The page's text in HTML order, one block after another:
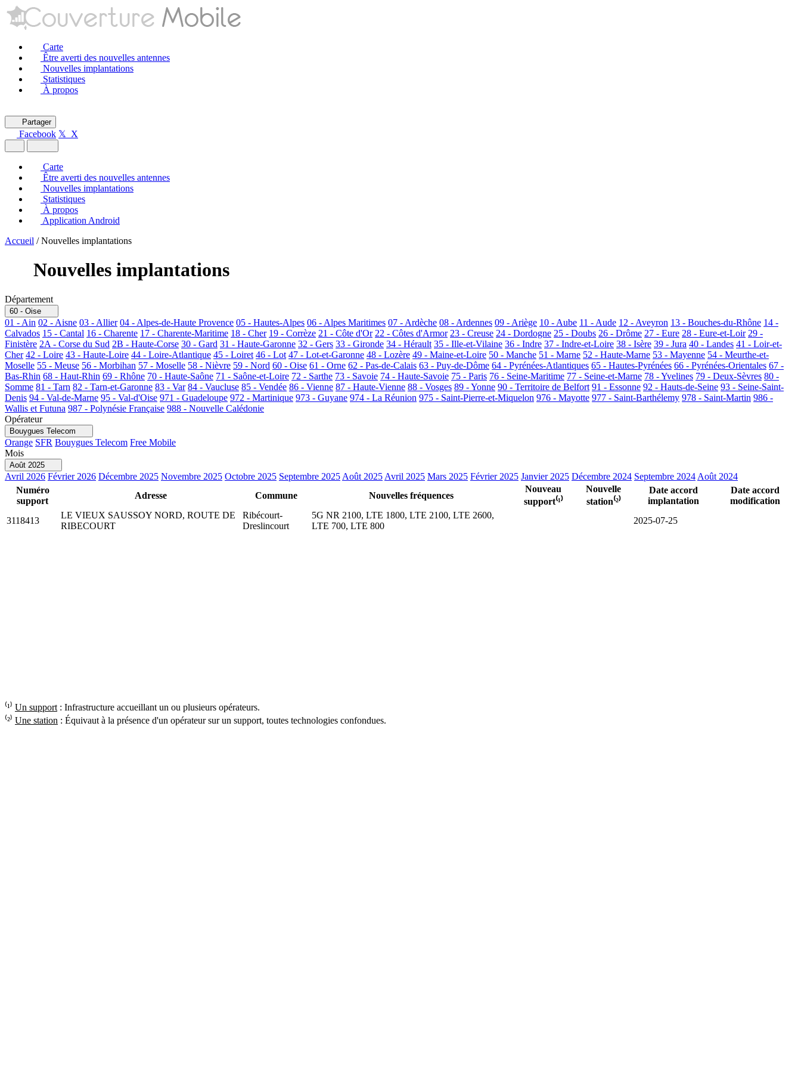
Carte
Être averti des nouvelles antennes
Nouvelles implantations
Statistiques
À propos
Partager
Facebook 𝕏 X
Carte
Être averti des nouvelles antennes
Nouvelles implantations
Statistiques
À propos
Application Android
Accueil / Nouvelles implantations
Nouvelles implantations
Département
60 - Oise
01 - Ain 02 - Aisne 03 - Allier 04 - Alpes-de-Haute Provence 05 - Hautes-Alpes 06 - Alpes Maritimes 07 - Ardèche 08 - Ardennes 09 - Ariège 10 - Aube 11 - Aude 12 - Aveyron 13 - Bouches-du-Rhône 14 -
Calvados 15 - Cantal 16 - Charente 17 - Charente-Maritime 18 - Cher 19 - Corrèze 21 - Côte d'Or 22 - Côtes d'Armor 23 - Creuse 24 - Dordogne 25 - Doubs 26 - Drôme 27 - Eure 28 - Eure-et-Loir 29 -
Finistère 2A - Corse du Sud 2B - Haute-Corse 30 - Gard 31 - Haute-Garonne 32 - Gers 33 - Gironde 34 - Hérault 35 - Ille-et-Vilaine 36 - Indre 37 - Indre-et-Loire 38 - Isère 39 - Jura 40 - Landes 41 - Loir-et-
Cher 42 - Loire 43 - Haute-Loire 44 - Loire-Atlantique 45 - Loiret 46 - Lot 47 - Lot-et-Garonne 48 - Lozère 49 - Maine-et-Loire 50 - Manche 51 - Marne 52 - Haute-Marne 53 - Mayenne 54 - Meurthe-et-
Moselle 55 - Meuse 56 - Morbihan 57 - Moselle 58 - Nièvre 59 - Nord 60 - Oise 61 - Orne 62 - Pas-de-Calais 63 - Puy-de-Dôme 64 - Pyrénées-Atlantiques 65 - Hautes-Pyrénées 66 - Pyrénées-Orientales 67 -
Bas-Rhin 68 - Haut-Rhin 69 - Rhône 70 - Haute-Saône 71 - Saône-et-Loire 72 - Sarthe 73 - Savoie 74 - Haute-Savoie 75 - Paris 76 - Seine-Maritime 77 - Seine-et-Marne 78 - Yvelines 79 - Deux-Sèvres 80 -
Somme 81 - Tarn 82 - Tarn-et-Garonne 83 - Var 84 - Vaucluse 85 - Vendée 86 - Vienne 87 - Haute-Vienne 88 - Vosges 89 - Yonne 90 - Territoire de Belfort 91 - Essonne 92 - Hauts-de-Seine 93 - Seine-Saint-
Denis 94 - Val-de-Marne 95 - Val-d'Oise 971 - Guadeloupe 972 - Martinique 973 - Guyane 974 - La Réunion 975 - Saint-Pierre-et-Miquelon 976 - Mayotte 977 - Saint-Barthélemy 978 - Saint-Martin 986 -
Wallis et Futuna 987 - Polynésie Française 988 - Nouvelle Calédonie
Opérateur
Bouygues Telecom
Orange SFR Bouygues Telecom Free Mobile
Mois
Août 2025
Avril 2026 Février 2026 Décembre 2025 Novembre 2025 Octobre 2025 Septembre 2025 Août 2025 Avril 2025 Mars 2025 Février 2025 Janvier 2025 Décembre 2024 Septembre 2024 Août 2024
Numéro
support
Adresse Commune Nouvelles fréquences
Nouveau
support⁽¹⁾
Nouvelle
station⁽²⁾
Date accord
implantation
Date accord
modification
3118413
LE VIEUX SAUSSOY NORD, ROUTE DE
RIBECOURT
Ribécourt-
Dreslincourt
5G NR 2100, LTE 1800, LTE 2100, LTE 2600,
LTE 700, LTE 800
2025-07-25
⁽¹⁾ Un support : Infrastructure accueillant un ou plusieurs opérateurs.
⁽²⁾ Une station : Équivaut à la présence d'un opérateur sur un support, toutes technologies confondues.